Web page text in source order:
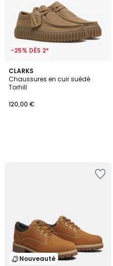
-25% DÈS 2*
CLARKS
Chaussures en cuir suédé
Torhill
120,00 €
Nouveauté